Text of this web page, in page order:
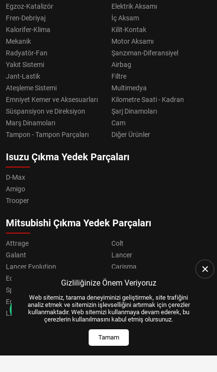
Egzoz-Katalizör
Elektrik Aksamı
Fren-Debriyaj
İç Aksam
Kalorifer-Klima
Kilit-Kontak
Mekanik
Motor Aksamı
Radyatör-Fan
Şanzıman-Diferansiyel
Yakıt Sistemi
Airbag
Jant-Lastik
Filtre
Ateşleme Sistemi
Multimedya
Emniyet Kemer ve Aksesuarları
Kilometre Saati - Kadran
Süspansiyon ve Direksiyon
Şarj Dinamoları
Marş Dinamoları
Cam
Tampon - Tampon Parçaları
Diğer Ürünler
Isuzu Çıkma Yedek Parçaları
D-Max
Amigo
Trooper
Mitsubishi Çıkma Yedek Parçaları
Attrage
Colt
Galant
Lancer
Lancer Evolution
Carisma
Eclipse
Grandis
Space Star
Eclipse Cross
OUTLANDER
L200
Pajero
Gizliliğinize Önem Veriyoruz
Web sitemiz, tarama deneyiminizi geliştirmek, site trafiğini
analiz etmek ve sitemizin işlevselliğini artırmak için çerezler
kullanmaktadır. Web sitemizi kullanmaya devam ederek, bu
çerezlerin kullanılmasını kabul etmiş olursunuz.
Tamam